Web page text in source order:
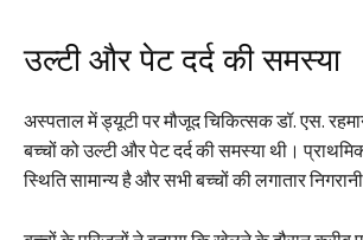
उल्टी और पेट दर्द की समस्या
अस्पताल में ड्यूटी पर मौजूद चिकित्सक डॉ. एस.
बच्चों को उल्टी और पेट दर्द की समस्या थी।
स्थिति सामान्य है और सभी बच्चों की लगातार